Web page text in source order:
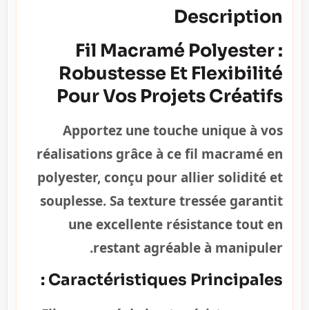
Description
Fil Macramé Polyester :
Robustesse Et Flexibilité
Pour Vos Projets Créatifs
Apportez une touche unique à vos
réalisations grâce à ce fil macramé en
polyester, conçu pour allier solidité et
souplesse. Sa texture tressée garantit
une excellente résistance tout en
restant agréable à manipuler.
Caractéristiques Principales :